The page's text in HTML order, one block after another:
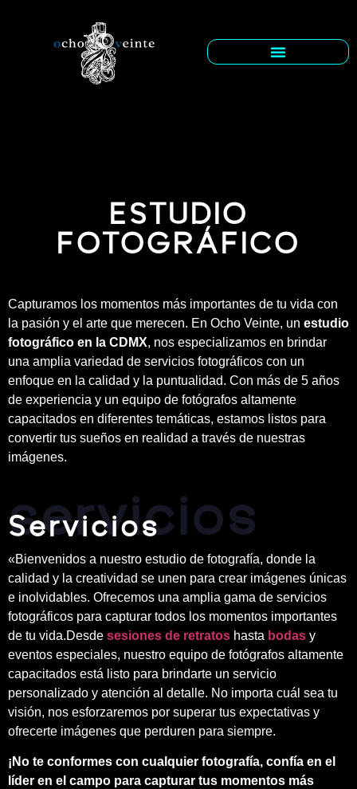
ESTUDIO
FOTOGRÁFICO
Capturamos los momentos más importantes de tu vida con
la pasión y el arte que merecen. En Ocho Veinte, un estudio
fotográfico en la CDMX, nos especializamos en brindar
una amplia variedad de servicios fotográficos con un
enfoque en la calidad y la puntualidad. Con más de 5 años
de experiencia y un equipo de fotógrafos altamente
capacitados en diferentes temáticas, estamos listos para
convertir tus sueños en realidad a través de nuestras
imágenes.
servicios
Servicios
«Bienvenidos a nuestro estudio de fotografía, donde la
calidad y la creatividad se unen para crear imágenes únicas
e inolvidables. Ofrecemos una amplia gama de servicios
fotográficos para capturar todos los momentos importantes
de tu vida.Desde sesiones de retratos hasta bodas y
eventos especiales, nuestro equipo de fotógrafos altamente
capacitados está listo para brindarte un servicio
personalizado y atención al detalle. No importa cuál sea tu
visión, nos esforzaremos por superar tus expectativas y
ofrecerte imágenes que perduren para siempre.
¡No te conformes con cualquier fotografía, confía en el
líder en el campo para capturar tus momentos más